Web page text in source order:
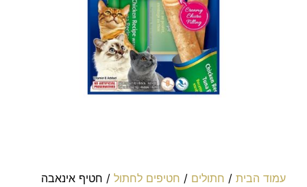
עמוד הבית / חתולים / חטיפים לחתול / חטיף אינאבה